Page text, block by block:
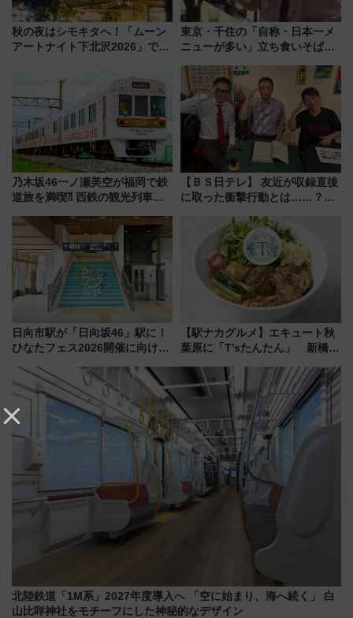
秋の夜はシモキタへ！「ムーン
アートナイト下北沢2026」でイ
東京・千住の「自称・日本一メ
ニューが多い」立ち食いそば屋
地のふらっと立ち食いそば』
7/27夜10時～放送
乃木坂46一ノ瀬美空が福岡で鉄
道旅を満喫⁈ 西鉄の観光列車
CHIKUGO」で巡る福岡･太宰
府･柳川の旅！YouTubeが公開
に
【ＢＳ日テレ】 友近が収録直後
に取った衝撃行動とは……？
で極上の夏祭り鉄道旅を放送
日向市駅が「日向坂46」駅に！
ひなたフェス2026開催に向けJR
全力応援 夜行列車「ドリーム
おひさま号」も走る
【駅ナカグルメ】エキュート秋
葉原に「T’sたんたん」 新橋に
饅」、オムライス専門店「肉と
たまご」新グルメ続々登場！
【2026年8月】
北陸鉄道「1M系」2027年度導入へ 「空に始まり、海へ続く」 白
山比咩神社をモチーフにした神秘的なデザイン